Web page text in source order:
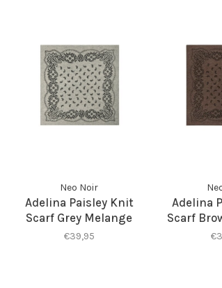
Neo Noir
Adelina Paisley Knit
Scarf Grey Melange
€39,95
Adelina
Scarf